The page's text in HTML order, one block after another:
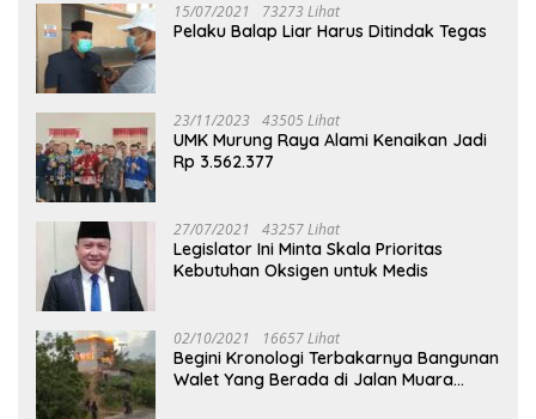
15/07/2021 73273 Lihat
Pelaku Balap Liar Harus Ditindak Tegas
23/11/2023 43505 Lihat
UMK Murung Raya Alami Kenaikan Jadi
Rp 3.562.377
27/07/2021 43257 Lihat
Legislator Ini Minta Skala Prioritas
Kebutuhan Oksigen untuk Medis
02/10/2021 16657 Lihat
Begini Kronologi Terbakarnya Bangunan
Walet Yang Berada di Jalan Muara